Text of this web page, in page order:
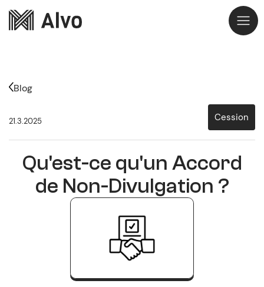
Blog
21.3.2025 Cession
Qu'est-ce qu'un Accord
de Non-Divulgation ?